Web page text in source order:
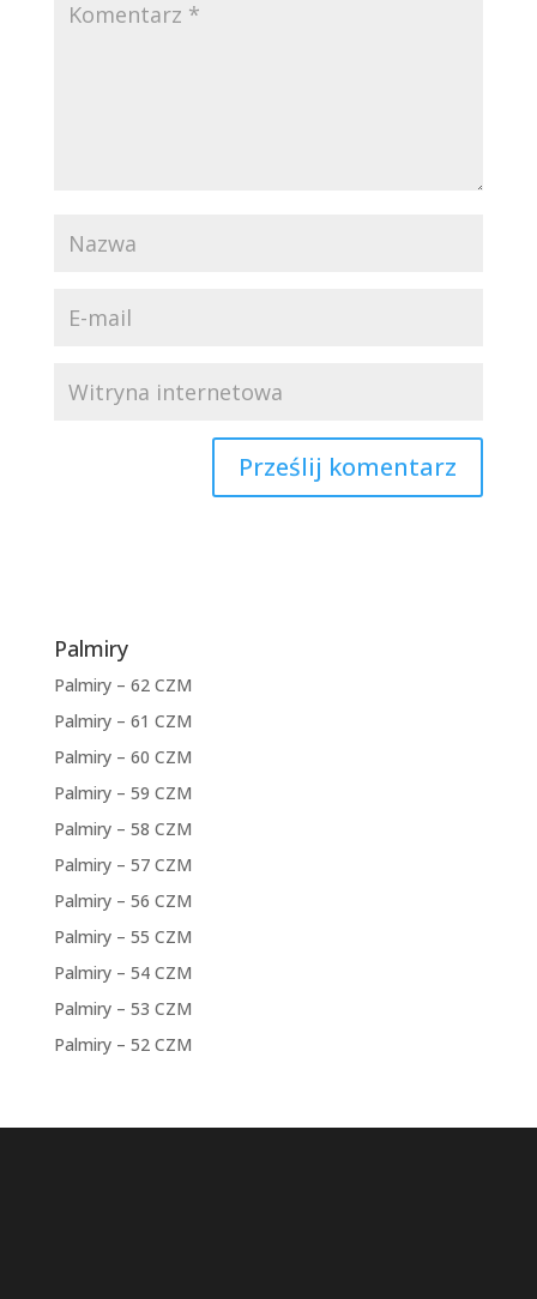
Palmiry
Palmiry – 62 CZM
Palmiry – 61 CZM
Palmiry – 60 CZM
Palmiry – 59 CZM
Palmiry – 58 CZM
Palmiry – 57 CZM
Palmiry – 56 CZM
Palmiry – 55 CZM
Palmiry – 54 CZM
Palmiry – 53 CZM
Palmiry – 52 CZM